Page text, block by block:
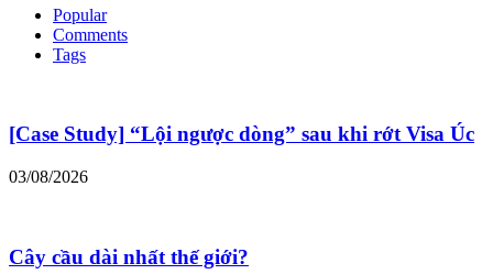
Popular
Comments
Tags
[Case Study] “Lội ngược dòng” sau khi rớt Visa Úc
03/08/2026
Cây cầu dài nhất thế giới?